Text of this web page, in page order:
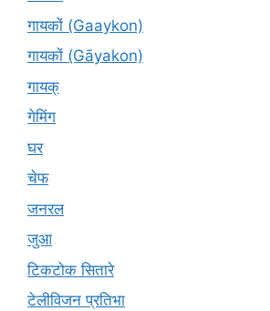
गायकों (Gaaykon)
गायकों (Gāyakon)
गायक्
गेमिंग
घर
चेफ
जनरल
जुआ
टिकटोक सितारे
टेलीविजन प्रतिभा